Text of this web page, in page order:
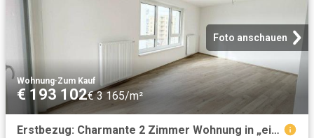
Foto anschauen
Wohnung·Zum Kauf
€ 193 102€ 3 165/m²
Erstbezug: Charmante 2 Zimmer Wohnung in „ein viertel grün“, Wr. Neustadt